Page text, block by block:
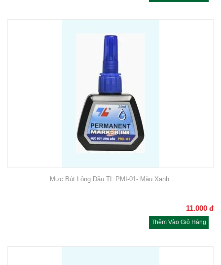
Mực Bút Lông Dầu TL PMI-01- Màu Xanh
11.000 đ
Thêm Vào Giỏ Hàng